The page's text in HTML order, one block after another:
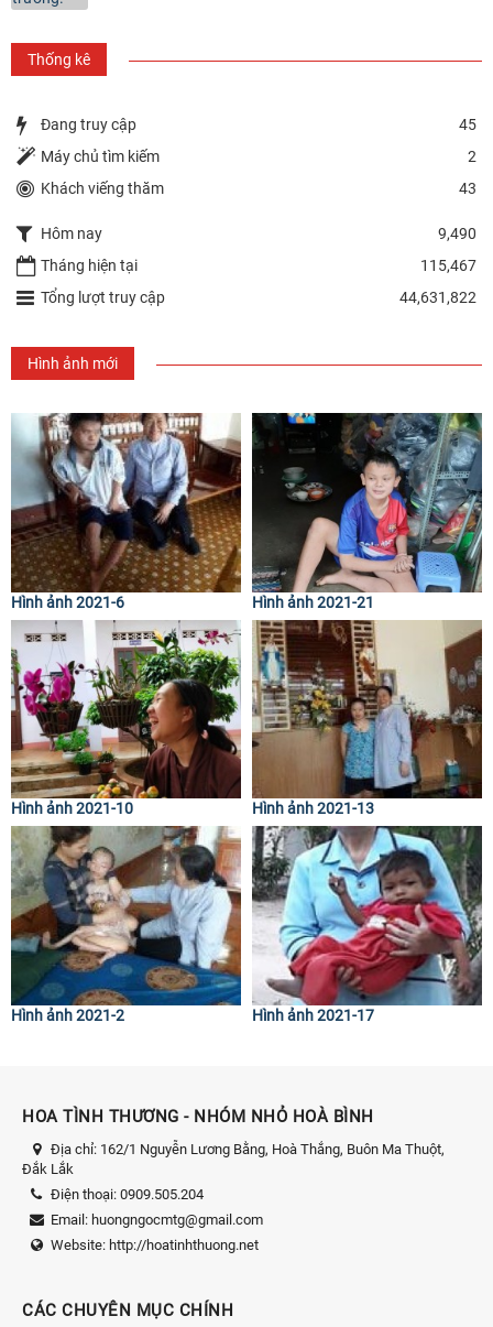
Thống kê
Đang truy cập
45
Máy chủ tìm kiếm
2
Khách viếng thăm
43
Hôm nay
9,490
Tháng hiện tại
115,467
Tổng lượt truy cập
44,631,822
Hình ảnh mới
Hình ảnh 2021-6 Hình ảnh 2021-21
Hình ảnh 2021-10 Hình ảnh 2021-13
Hình ảnh 2021-2 Hình ảnh 2021-17
HOA TÌNH THƯƠNG - NHÓM NHỎ HOÀ BÌNH
Địa chỉ: 162/1 Nguyễn Lương Bằng, Hoà Thắng, Buôn Ma Thuột,
Đắk Lắk
Điện thoại: 0909.505.204
Email: huongngocmtg@gmail.com
Website: http://hoatinhthuong.net
CÁC CHUYÊN MỤC CHÍNH